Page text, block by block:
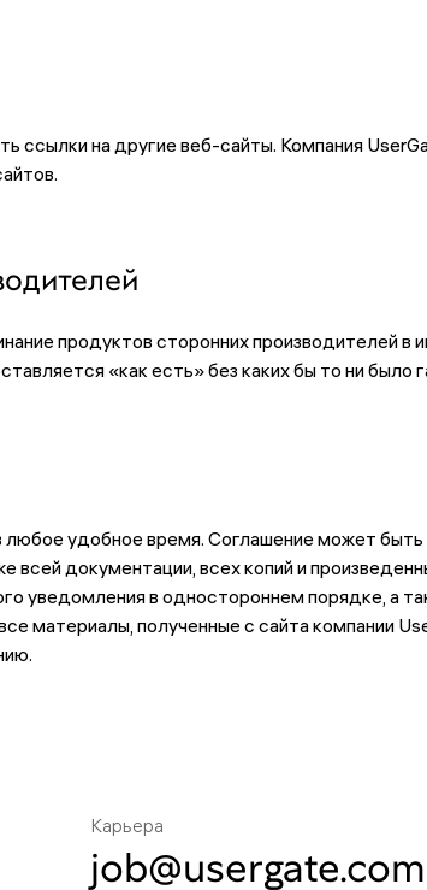
ссылки на другие веб-сайты. Компания
продуктов сторонних производителей в
«как есть» без каких бы то ни было
удобное время. Соглашение может быть
всей документации, всех копий и
уведомления в одностороннем порядке, а
материалы, полученные с сайта компании
Карьера
job@usergate.com